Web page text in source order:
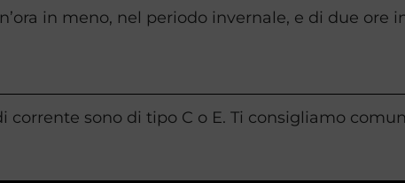
in meno, nel periodo invernale, e di due ore
sono di tipo C o E. Ti consigliamo